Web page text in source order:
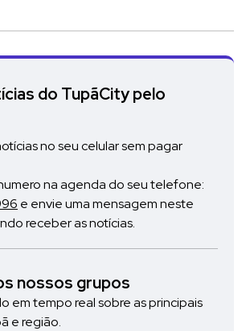
do TupãCity pelo
no seu celular sem pagar
na agenda do seu telefone:
e envie uma mensagem neste
receber as notícias.
nossos grupos
em tempo real sobre as principais
e região.